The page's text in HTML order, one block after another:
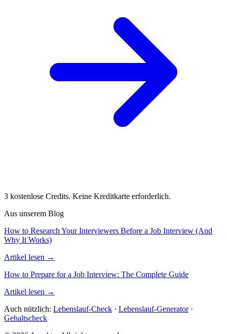
3 kostenlose Credits. Keine Kreditkarte erforderlich.
Aus unserem Blog
How to Research Your Interviewers Before a Job Interview (And
Why It Works)
Artikel lesen →
How to Prepare for a Job Interview: The Complete Guide
Artikel lesen →
Auch nützlich: Lebenslauf-Check · Lebenslauf-Generator·
Gehaltscheck